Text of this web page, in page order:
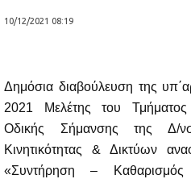
10/12/2021 08:19
Δημόσια διαβούλευση της
2021 Μελέτης του
Οδικής Σήμανσης της Δ/
Κινητικότητας & Δικτύων
«Συντήρηση – Καθαρισμός